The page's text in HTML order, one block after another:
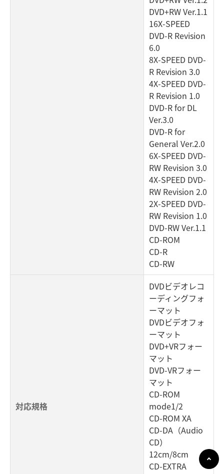
DVD+RW Ver.1.1
16X-SPEED
DVD-R Revision
6.0
8X-SPEED DVD-
R Revision 3.0
4X-SPEED DVD-
R Revision 1.0
DVD-R for DL
Ver.3.0
DVD-R for
General Ver.2.0
6X-SPEED DVD-
RW Revision 3.0
4X-SPEED DVD-
RW Revision 2.0
2X-SPEED DVD-
RW Revision 1.0
DVD-RW Ver.1.1
CD-ROM
CD-R
CD-RW
対応規格
DVDビデオレコ
ーディングフォ
ーマット
DVDビデオフォ
ーマット
DVD+VRフォー
マット
DVD-VRフォー
マット
CD-ROM
mode1/2
CD-ROM XA
CD-DA（Audio
CD）
12cm/8cm
CD-EXTRA